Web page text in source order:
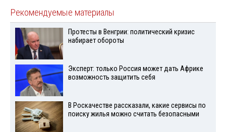
Рекомендуемые материалы
Протесты в Венгрии: политический кризис
набирает обороты
Эксперт: только Россия может дать Африке
возможность защитить себя
В Роскачестве рассказали, какие сервисы по
поиску жилья можно считать безопасными